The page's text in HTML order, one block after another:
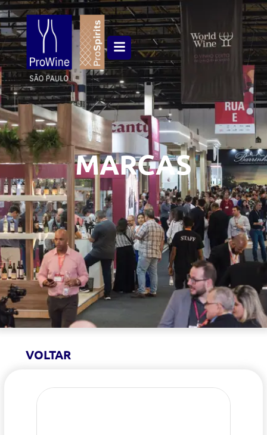
MARCAS
VOLTAR